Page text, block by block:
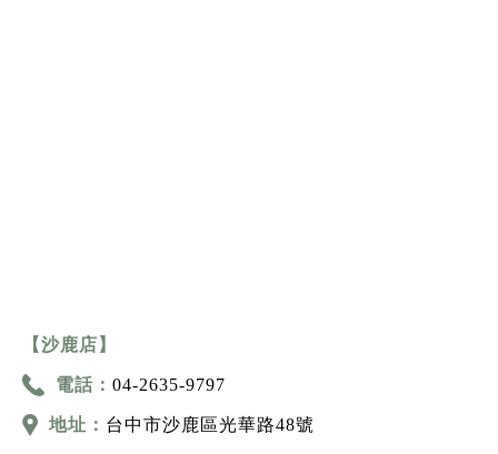
【沙鹿店】
電話： 04-2635-9797
地址： 台中市沙鹿區光華路48號